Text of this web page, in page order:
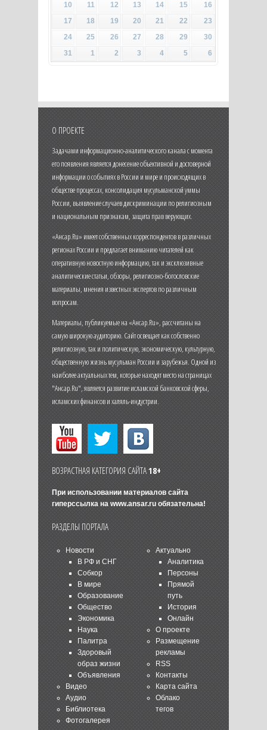
10
11 12 13 14 15
16
17
18 19 20 21 22
23
24
25 26 27 28 29
30
31
1 2 3 4 5 6
О ПРОЕКТЕ
Задачами информационно-аналитического канала с момента
его появления является донесение объективной и достоверной
информации о событиях в России и мире и происходящих в
обществе процессах, консолидация мусульманской уммы
России, выявление случаев дискриминации по религиозным
и национальным признакам, защита прав верующих.
«Ансар.Ru» имеет собственных корреспондентов в различных
регионах России и предлагает вниманию читателей как
оперативную новостную информацию, так и эксклюзивные
аналитические статьи, обзоры, религиозно-богословские
материалы, мнения известных экспертов по различным
вопросам.
Материалы, публикуемые на «Ансар.Ru», рассчитаны на
самую широкую аудиторию. Сайт освещает как собственно
религиозную, так и политическую, экономическую, культурную,
общественную жизнь мусульман России и зарубежья. Одной из
наиболее актуальных тем, которые находят место на страницах
"Ансар.Ru", является развитие исламской банковской сферы,
исламских финансов и халяль-индустрии.
ВОЗРАСТНАЯ КАТЕГОРИЯ САЙТА18+
При использовании материалов сайта
гиперссылка на www.ansar.ruобязательна!
РАЗДЕЛЫ ПОРТАЛА
Новости
В РФ и СНГ
Собкор
В мире
Образование
Общество
Экономика
Наука
Палитра
Здоровый
образ жизни
Объявления
Видео
Аудио
Библиотека
Фотогалерея
Актуально
Аналитика
Персоны
Прямой
путь
История
Онлайн
О проекте
Размещение
рекламы
RSS
Контакты
Карта сайта
Облако
тегов